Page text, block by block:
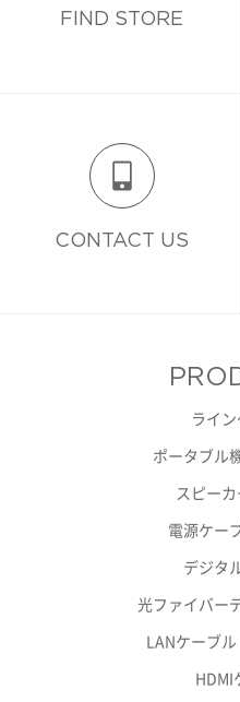
FIND STORE
CONTACT US
ライ
ポータブル
スピー
電源ケー
デジタ
光ファイバー
LANケーブ
HDMI